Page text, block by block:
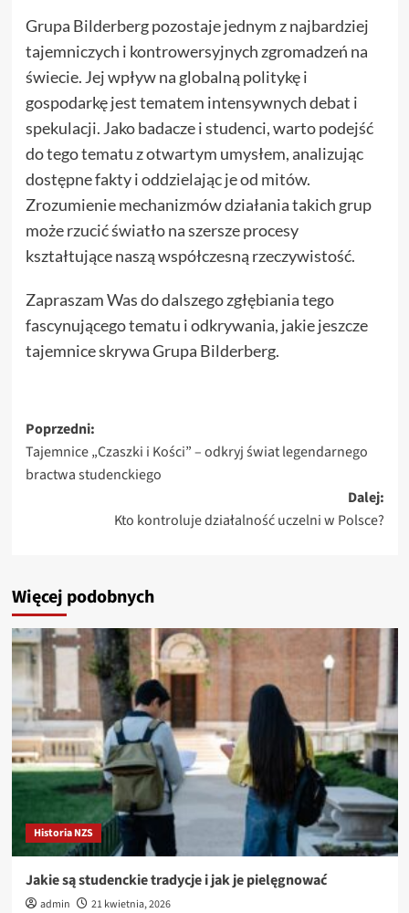
Grupa Bilderberg pozostaje jednym z najbardziej
tajemniczych i kontrowersyjnych zgromadzeń na
świecie. Jej wpływ na globalną politykę i
gospodarkę jest tematem intensywnych debat i
spekulacji. Jako badacze i studenci, warto podejść
do tego tematu z otwartym umysłem, analizując
dostępne fakty i oddzielając je od mitów.
Zrozumienie mechanizmów działania takich grup
może rzucić światło na szersze procesy
kształtujące naszą współczesną rzeczywistość.
Zapraszam Was do dalszego zgłębiania tego
fascynującego tematu i odkrywania, jakie jeszcze
tajemnice skrywa Grupa Bilderberg.
Zobacz
wpisy
Poprzedni:
Tajemnice „Czaszki i Kości” – odkryj świat legendarnego
bractwa studenckiego
Dalej:
Kto kontroluje działalność uczelni w Polsce?
Więcej podobnych
Historia NZS
Jakie są studenckie tradycje i jak je pielęgnować
admin 21 kwietnia, 2026